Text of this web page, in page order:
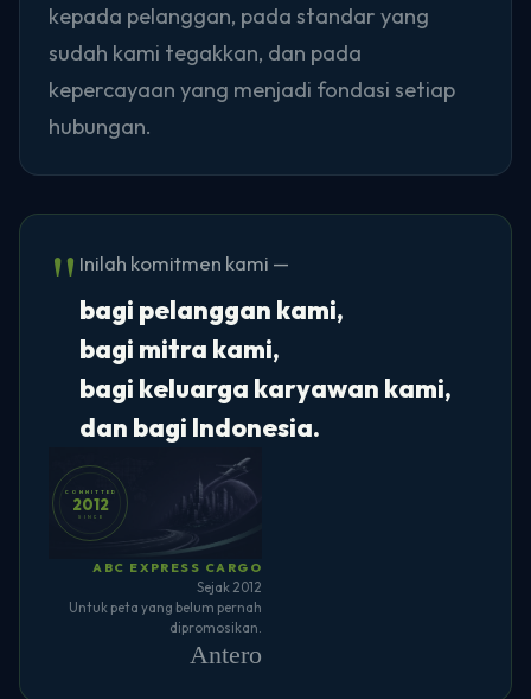
kepada pelanggan, pada standar yang
sudah kami tegakkan, dan pada
kepercayaan yang menjadi fondasi setiap
hubungan.
" Inilah komitmen kami —
bagi pelanggan kami,
bagi mitra kami,
bagi keluarga karyawan kami,
dan bagi Indonesia.
COMMITTED
2012
SINCE
ABC EXPRESS CARGO
Sejak 2012
Untuk peta yang belum pernah
dipromosikan.
Antero